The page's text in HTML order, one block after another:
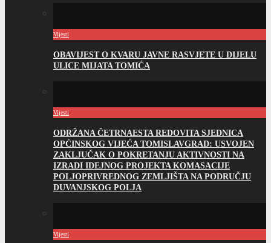
Vijesti
OBAVIJEST O KVARU JAVNE RASVJETE U DIJELU
ULICE MIJATA TOMIĆA
Vijesti
ODRŽANA ČETRNAESTA REDOVITA SJEDNICA
OPĆINSKOG VIJEĆA TOMISLAVGRAD: USVOJEN
ZAKLJUČAK O POKRETANJU AKTIVNOSTI NA
IZRADI IDEJNOG PROJEKTA KOMASACIJE
POLJOPRIVREDNOG ZEMLJIŠTA NA PODRUČJU
DUVANJSKOG POLJA
Vijesti